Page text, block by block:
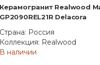
Керамогранит Realwood
GP2090REL21R Delacora
Страна: Россия
Коллекция: Realwood
В наличии